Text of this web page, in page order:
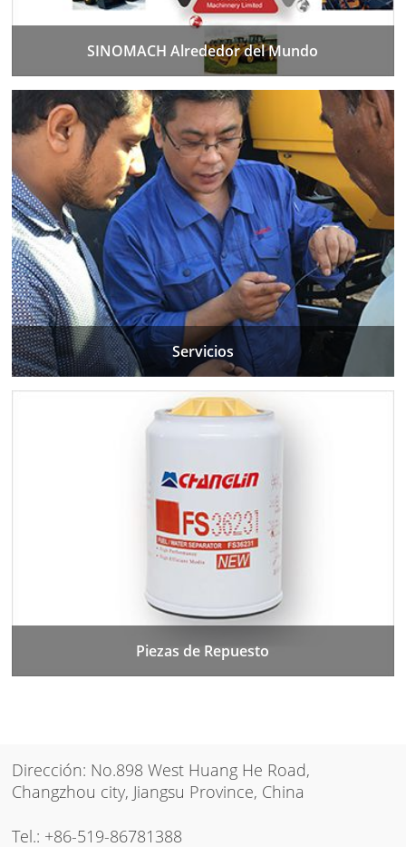
SINOMACH Alrededor del Mundo
Servicios
Piezas de Repuesto
Dirección: No.898 West Huang He Road,
Changzhou city, Jiangsu Province, China
Tel.: +86-519-86781388